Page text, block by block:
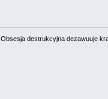
Obsesja destrukcyjna dezawuuje